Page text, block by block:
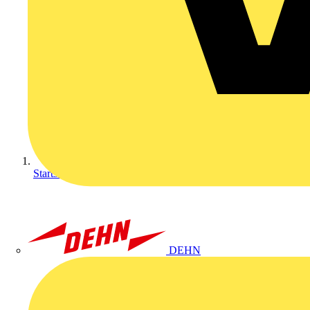
DEHN
Startseite